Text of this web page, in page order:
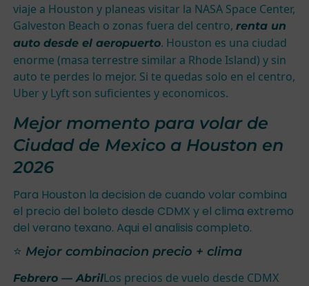
viaje a Houston y planeas visitar la NASA Space Center,
Galveston Beach o zonas fuera del centro, renta un
auto desde el aeropuerto. Houston es una ciudad
enorme (masa terrestre similar a Rhode Island) y sin
auto te perdes lo mejor. Si te quedas solo en el centro,
Uber y Lyft son suficientes y economicos.
Mejor momento para volar de
Ciudad de Mexico a Houston en
2026
Para Houston la decision de cuando volar combina
el precio del boleto desde CDMX y el clima extremo
del verano texano. Aqui el analisis completo.
⭐ Mejor combinacion precio + clima
Febrero — AbrilLos precios de vuelo desde CDMX